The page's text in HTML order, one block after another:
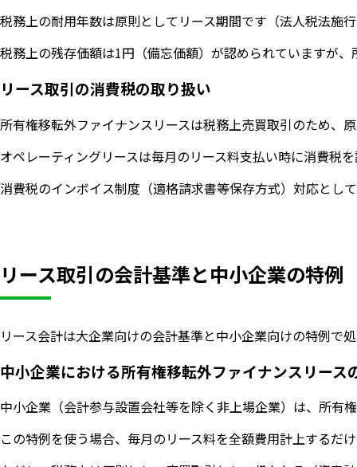
税務上の耐用年数は原則としてリース期間です（法人税法施
税務上の残存価額は1円（備忘価額）が認められていますが
リース取引の消費税の取り扱い
所有権移転外ファイナンスリースは税務上売買取引のため、
オペレーティングリースは毎月のリース料支払い時に消費税
消費税のインボイス制度（適格請求書等保存方式）対応とし
リース取引の会計基準と中小企業の特例
リース会計は大企業向けの会計基準と中小企業向けの特例で
中小企業における所有権移転外ファイナンスリース
中小企業（会計参与設置会社等を除く非上場企業）は、所有
この特例を使う場合、毎月のリース料を全額費用計上するだ